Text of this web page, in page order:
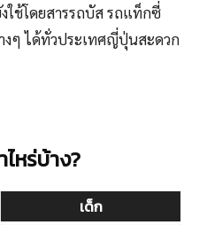
ใช้โดยสารรถบัส รถแท็กซี่
งๆ ได้ทั่วประเทศญี่ปุ่นสะดวก
ไหร่บ้าง?
เด็ก